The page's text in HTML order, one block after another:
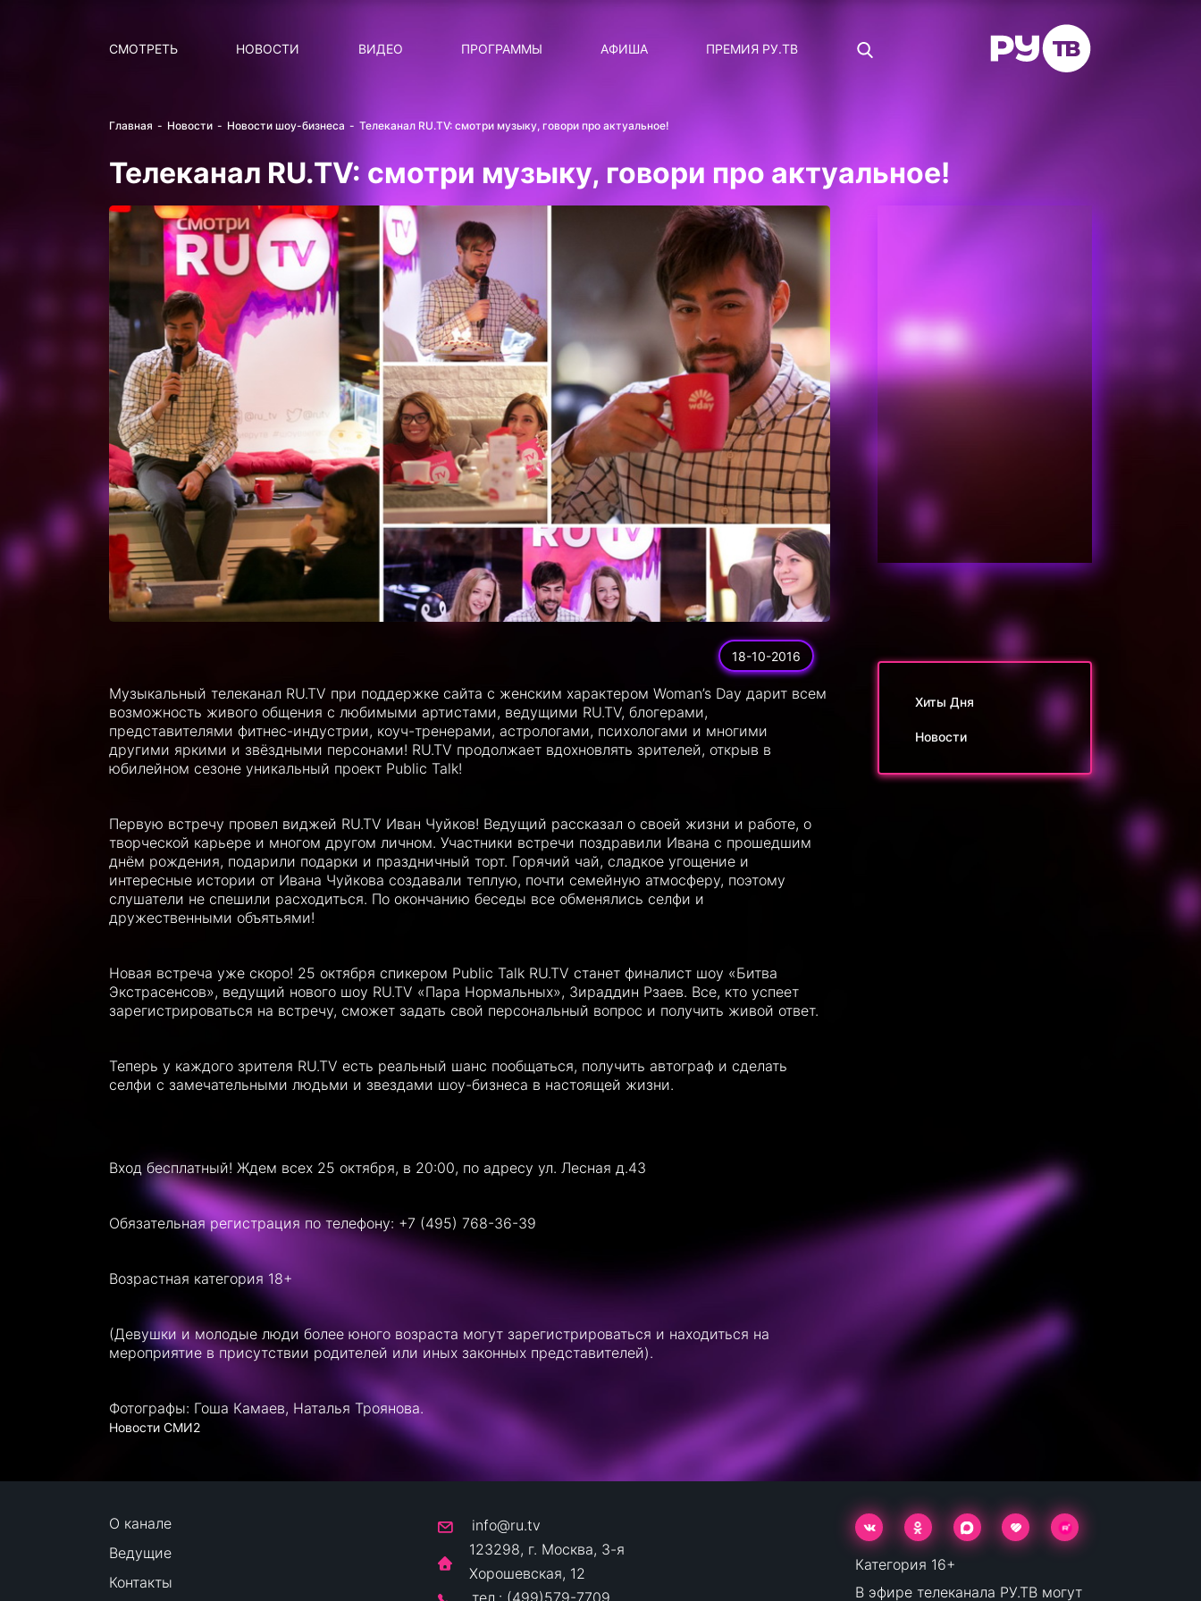
СМОТРЕТЬ НОВОСТИ
ВИДЕО
ПРОГРАММЫ
СТАТУС: В СЕТИ
СИЯЙ ПО-ЗВЁЗДНОМУ
ЛИЧНЫЙ ВОПРОС
ДОТЯНИСЬ ДО ЗВЁЗД
АФИША ПРЕМИЯ РУ.ТВ
Главная Новости Новости шоу-бизнеса Телеканал RU.TV: смотри музыку, говори про актуальное!
Телеканал RU.TV: смотри музыку, говори про актуальное!
18-10-2016
Музыкальный телеканал RU.TV при поддержке сайта с женским характером Woman’s Day дарит всем
возможность живого общения с любимыми артистами, ведущими RU.TV, блогерами,
представителями фитнес-индустрии, коуч-тренерами, астрологами, психологами и многими
другими яркими и звёздными персонами! RU.TV продолжает вдохновлять зрителей, открыв в
юбилейном сезоне уникальный проект Public Talk!
Первую встречу провел виджей RU.TV Иван Чуйков! Ведущий рассказал о своей жизни и работе, о
творческой карьере и многом другом личном. Участники встречи поздравили Ивана с прошедшим
днём рождения, подарили подарки и праздничный торт. Горячий чай, сладкое угощение и
интересные истории от Ивана Чуйкова создавали теплую, почти семейную атмосферу, поэтому
слушатели не спешили расходиться. По окончанию беседы все обменялись селфи и
дружественными объятьями!
Новая встреча уже скоро! 25 октября спикером Public Talk RU.TV станет финалист шоу «Битва
Экстрасенсов», ведущий нового шоу RU.TV «Пара Нормальных», Зираддин Рзаев. Все, кто успеет
зарегистрироваться на встречу, сможет задать свой персональный вопрос и получить живой ответ.
Теперь у каждого зрителя RU.TV есть реальный шанс пообщаться, получить автограф и сделать
селфи с замечательными людьми и звездами шоу-бизнеса в настоящей жизни.
Вход бесплатный! Ждем всех 25 октября, в 20:00, по адресу ул. Лесная д.43
Обязательная регистрация по телефону: +7 (495) 768-36-39
Возрастная категория 18+
(Девушки и молодые люди более юного возраста могут зарегистрироваться и находиться на
мероприятие в присутствии родителей или иных законных представителей).
Фотографы: Гоша Камаев, Наталья Троянова.
Новости СМИ2
Хиты Дня
Новости
О канале
Ведущие
Контакты
info@ru.tv
123298, г. Москва, 3-я
Хорошевская, 12
тел.: (499)579-7709
Категория 16+
В эфире телеканала РУ.ТВ могут